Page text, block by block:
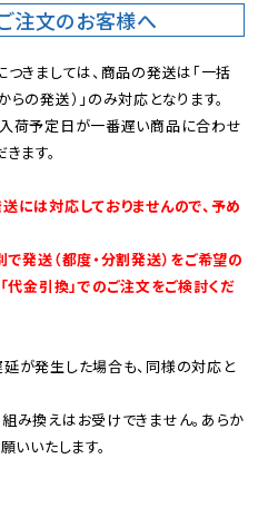
注文のお客様へ
つきましては、商品の発送は「一括
の発送）」のみ対応となります。
荷予定日が一番遅い商品に合わせ
ます。
には対応しておりませんので、予め
発送（都度・分割発送）をご希望の
代金引換」でのご注文をご検討くだ
が発生した場合も、同様の対応と
み換えはお受けできません。あらか
いいたします。